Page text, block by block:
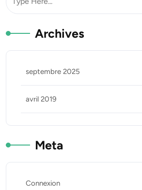
Archives
septembre 2025
avril 2019
Meta
Connexion